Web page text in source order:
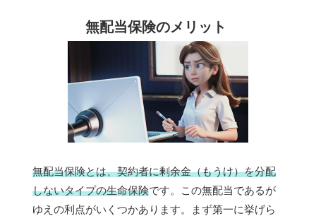
無配当保険のメリット
無配当保険とは、契約者に剰余金（もうけ）を分配
しないタイプの生命保険です。この無配当であるが
ゆえの利点がいくつかあります。まず第一に挙げら